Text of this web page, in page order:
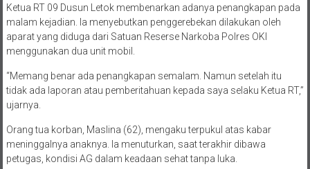
Ketua RT 09 Dusun Letok membenarkan adanya penangkapan pada
malam kejadian. Ia menyebutkan penggerebekan dilakukan oleh
aparat yang diduga dari Satuan Reserse Narkoba Polres OKI
menggunakan dua unit mobil.
“Memang benar ada penangkapan semalam. Namun setelah itu
tidak ada laporan atau pemberitahuan kepada saya selaku Ketua RT,”
ujarnya.
Orang tua korban, Maslina (62), mengaku terpukul atas kabar
meninggalnya anaknya. Ia menuturkan, saat terakhir dibawa
petugas, kondisi AG dalam keadaan sehat tanpa luka.